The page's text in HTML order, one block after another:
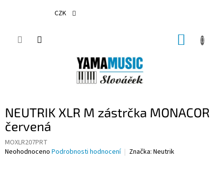
CZK
NEUTRIK XLR M zástrčka MONACOR
červená
MOXLR207PRT
Průměrné
Neohodnoceno Podrobnosti hodnocení Značka: Neutrik